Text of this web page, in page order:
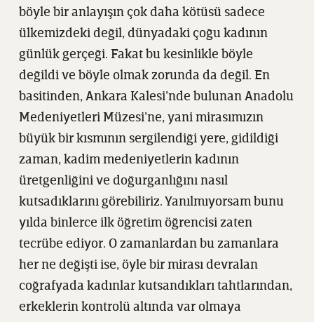
böyle bir anlayışın çok daha kötüsü sadece
ülkemizdeki değil, dünyadaki çoğu kadının
günlük gerçeği. Fakat bu kesinlikle böyle
değildi ve böyle olmak zorunda da değil. En
basitinden, Ankara Kalesi’nde bulunan Anadolu
Medeniyetleri Müzesi’ne, yani mirasımızın
büyük bir kısmının sergilendiği yere, gidildiği
zaman, kadim medeniyetlerin kadının
üretgenliğini ve doğurganlığını nasıl
kutsadıklarını görebiliriz. Yanılmıyorsam bunu
yılda binlerce ilk öğretim öğrencisi zaten
tecrübe ediyor. O zamanlardan bu zamanlara
her ne değişti ise, öyle bir mirası devralan
coğrafyada kadınlar kutsandıkları tahtlarından,
erkeklerin kontrolü altında var olmaya